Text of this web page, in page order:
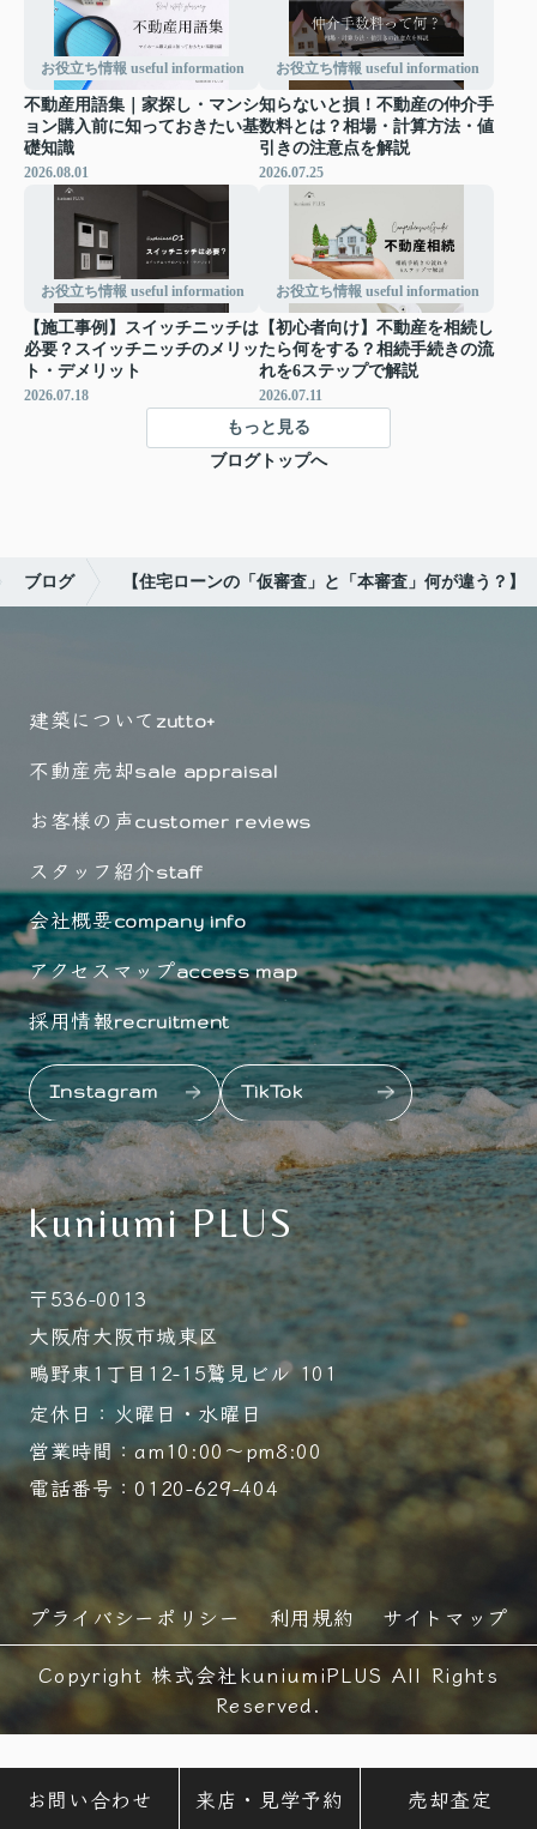
お役立ち情報 useful information
不動産用語集｜家探し・マンシ
ョン購入前に知っておきたい基
礎知識
2026.08.01
お役立ち情報 useful information
知らないと損！不動産の仲介手
数料とは？相場・計算方法・値
引きの注意点を解説
2026.07.25
お役立ち情報 useful information
【施工事例】スイッチニッチは
必要？スイッチニッチのメリッ
ト・デメリット
2026.07.18
お役立ち情報 useful information
【初心者向け】不動産を相続し
たら何をする？相続手続きの流
れを6ステップで解説
2026.07.11
もっと見る
ブログトップへ
ブログ 【住宅ローンの「仮審査」と「本審査」何が違う？】
建築について zutto+
不動産売却sale appraisal
お客様の声customer reviews
スタッフ紹介staff
会社概要company info
アクセスマップaccess map
採用情報recruitment
Instagram TikTok
kuniumi PLUS
〒536-0013
大阪府大阪市城東区
鴫野東1丁目12-15鷲見ビル 101
定休日：火曜日・水曜日
営業時間：am10:00～pm8:00
電話番号：0120-629-404
プライバシーポリシー 利用規約
サイトマップ
Copyright 株式会社kuniumiPLUS All Rights
Reserved.
お問い合わせ 来店・見学予約 売却査定